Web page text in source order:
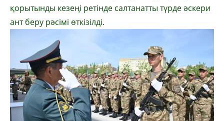
қорытынды кезеңі ретінде салтанатты түрде әскери
ант беру рәсімі өткізілді.